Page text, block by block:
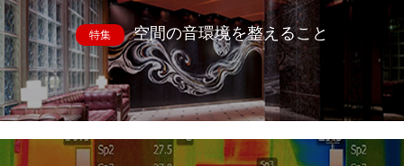
特集 空間の音環境を整えること